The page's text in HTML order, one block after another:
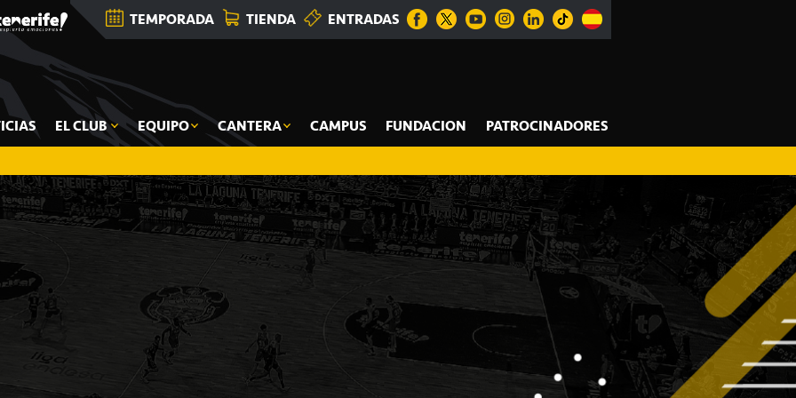
TEMPORADA TIENDA ENTRADAS
EL CLUB EQUIPO CANTERA CAMPUS FUNDACION PATROCINADORES